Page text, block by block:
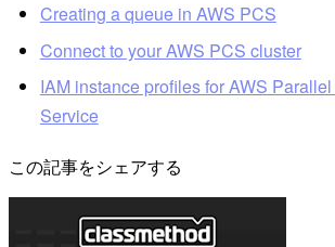
Creating a queue in AWS PCS
Connect to your AWS PCS cluster
IAM instance profiles for AWS
Service
この記事をシェアする